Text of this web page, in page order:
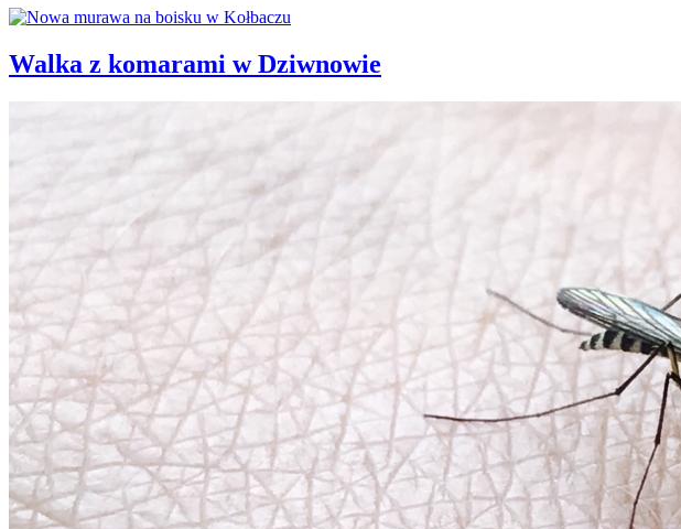
Walka z komarami w Dziwnowie